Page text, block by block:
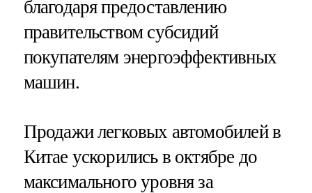
благодаря предоставлению
правительством субсидий
покупателям энергоэффективных
машин.
Продажи легковых автомобилей в
Китае ускорились в октябре до
максимального уровня за